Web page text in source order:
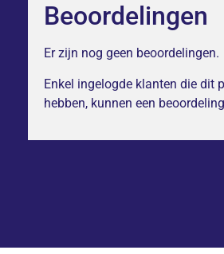
Beoordelingen
Er zijn nog geen beoordelingen.
Enkel ingelogde klanten die dit
hebben, kunnen een